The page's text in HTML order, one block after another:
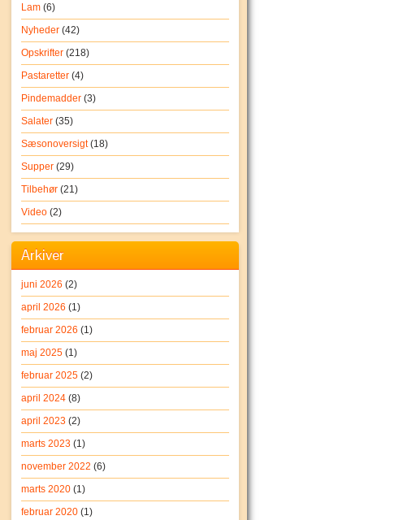
Lam (6)
Nyheder (42)
Opskrifter (218)
Pastaretter (4)
Pindemadder (3)
Salater (35)
Sæsonoversigt(18)
Supper (29)
Tilbehør (21)
Video (2)
Arkiver
juni 2026 (2)
april 2026 (1)
februar 2026 (1)
maj 2025 (1)
februar 2025 (2)
april 2024 (8)
april 2023 (2)
marts 2023 (1)
november 2022 (6)
marts 2020 (1)
februar 2020 (1)